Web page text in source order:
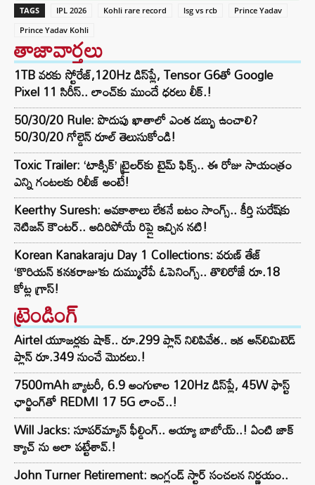
TAGS IPL 2026 Kohli rare record lsg vs rcb
Prince Yadav
Prince Yadav Kohli
తాజావార్తలు
1TB వరకు స్టోరేజ్,120Hz డిస్‌ప్లే, Tensor G6తో Google
Pixel 11 సిరీస్.. లాంచ్⁭కు ముందే ధరలు లీక్.!
50/30/20 Rule: పొదుపు ఖాతాలో ఎంత డబ్బు ఉంచాలి?
50/30/20 గోల్డెన్ రూల్ తెలుసుకోండి!
Toxic Trailer: ‘టాక్సిక్’ ట్రైలర్‌కు టైమ్ ఫిక్స్.. ఈ రోజు సాయంత్రం
ఎన్ని గంటలకు రిలీజ్ అంటే!
Keerthy Suresh: అవకాశాలు లేకనే ఐటం సాంగ్స్.. కీర్తి సురేష్‌కు
నెటిజన్ కౌంటర్.. అదిరిపోయే రిప్లై ఇచ్చిన నటి!
Korean Kanakaraju Day 1 Collections: వరుణ్ తేజ్
‘కొరియన్ కనకరాజు’కు దుమ్మురేపే ఓపెనింగ్స్.. తొలిరోజే రూ.18
కోట్ల గ్రాస్!
ట్రెండింగ్‌
Airtel యూజర్లకు షాక్.. రూ.299 ప్లాన్ నిలిపివేత.. ఇక అన్‌లిమిటెడ్
ప్లాన్ రూ.349 నుంచే మొదలు.!
7500mAh బ్యాటరీ, 6.9 అంగుళాల 120Hz డిస్‌ప్లే, 45W ఫాస్ట్
ఛార్జింగ్‌తో REDMI 17 5G లాంచ్..!
Will Jacks: సూపర్‌మ్యాన్ ఫీల్డింగ్.. అయ్యా బాబోయ్..! ఏంటి జాక్
క్యాచ్ ను అలా పట్టేశావ్.!
John Turner Retirement: ఇంగ్లండ్ స్టార్ సంచలన నిర్ణయం..